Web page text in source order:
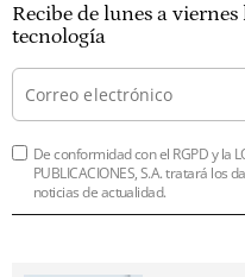
Recibe de lunes a
tecnología
De conformidad con el RGPD y la
PUBLICACIONES, S.A. tratará los
noticias de actualidad.